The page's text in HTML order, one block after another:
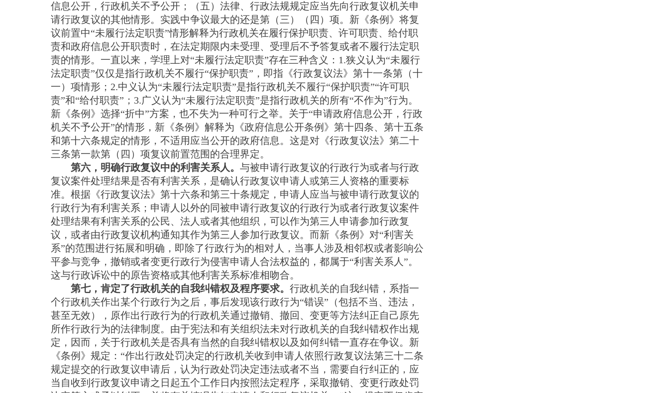
信息公开，行政机关不予公开；（五）法律、行政法规规定应当先向行政复议机关申
请行政复议的其他情形。实践中争议最大的还是第（三）（四）项。新《条例》将复
议前置中“未履行法定职责”情形解释为行政机关在履行保护职责、许可职责、给付职
责和政府信息公开职责时，在法定期限内未受理、受理后不予答复或者不履行法定职
责的情形。一直以来，学理上对“未履行法定职责”存在三种含义：1.狭义认为“未履行
法定职责”仅仅是指行政机关不履行“保护职责”，即指《行政复议法》第十一条第（十
一）项情形；2.中义认为“未履行法定职责”是指行政机关不履行“保护职责”“许可职
责”和“给付职责”；3.广义认为“未履行法定职责”是指行政机关的所有“不作为”行为。
新《条例》选择“折中”方案，也不失为一种可行之举。关于“申请政府信息公开，行政
机关不予公开”的情形，新《条例》解释为《政府信息公开条例》第十四条、第十五条
和第十六条规定的情形，不适用应当公开的政府信息。这是对《行政复议法》第二十
三条第一款第（四）项复议前置范围的合理界定。
第六，明确行政复议中的利害关系人。 与被申请行政复议的行政行为或者与行政
复议案件处理结果是否有利害关系，是确认行政复议申请人或第三人资格的重要标
准。根据《行政复议法》第十六条和第三十条规定，申请人应当与被申请行政复议的
行政行为有利害关系；申请人以外的同被申请行政复议的行政行为或者行政复议案件
处理结果有利害关系的公民、法人或者其他组织，可以作为第三人申请参加行政复
议，或者由行政复议机构通知其作为第三人参加行政复议。而新《条例》对“利害关
系”的范围进行拓展和明确，即除了行政行为的相对人，当事人涉及相邻权或者影响公
平参与竞争，撤销或者变更行政行为侵害申请人合法权益的，都属于“利害关系人”。
这与行政诉讼中的原告资格或其他利害关系标准相吻合。
第七，肯定了行政机关的自我纠错权及程序要求。 行政机关的自我纠错，系指一
个行政机关作出某个行政行为之后，事后发现该行政行为“错误”（包括不当、违法，
甚至无效），原作出行政行为的行政机关通过撤销、撤回、变更等方法纠正自己原先
所作行政行为的法律制度。由于宪法和有关组织法未对行政机关的自我纠错权作出规
定，因而，关于行政机关是否具有当然的自我纠错权以及如何纠错一直存在争议。新
《条例》规定：“作出行政处罚决定的行政机关收到申请人依照行政复议法第三十二条
规定提交的行政复议申请后，认为行政处罚决定违法或者不当，需要自行纠正的，应
当自收到行政复议申请之日起五个工作日内按照法定程序，采取撤销、变更行政处罚